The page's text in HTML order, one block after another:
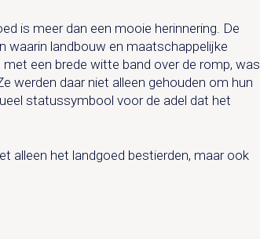
is meer dan een mooie herinnering. De
waarin landbouw en maatschappelijke
een brede witte band over de romp, was
werden daar niet alleen gehouden om hun
statussymbool voor de adel dat het
alleen het landgoed bestierden, maar ook